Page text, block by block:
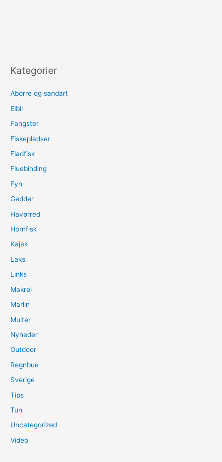
Kategorier
Aborre og sandart
Elbil
Fangster
Fiskepladser
Fladfisk
Fluebinding
Fyn
Gedder
Havørred
Hornfisk
Kajak
Laks
Links
Makrel
Marlin
Multer
Nyheder
Outdoor
Regnbue
Sverige
Tips
Tun
Uncategorized
Video